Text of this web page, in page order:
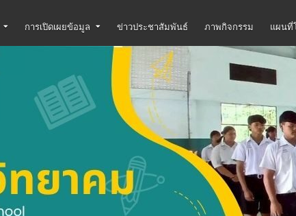
การเปิดเผยข้อมูล ข่าวประชาสัมพันธ์ ภาพกิจกรรม แผนที่